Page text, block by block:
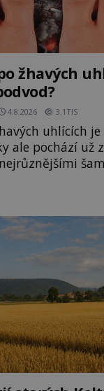
žhavých
4.8.2026 3.1TIS
uhlících
ale pochází už
klidu.
nohy,
nadpřirozeného? Histori